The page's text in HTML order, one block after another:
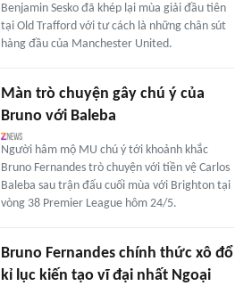
Benjamin Sesko đã khép lại mùa giải đầu tiên
tại Old Trafford với tư cách là những chân sút
hàng đầu của Manchester United.
Màn trò chuyện gây chú ý của
Bruno với Baleba
Người hâm mộ MU chú ý tới khoảnh khắc
Bruno Fernandes trò chuyện với tiền vệ Carlos
Baleba sau trận đấu cuối mùa với Brighton tại
vòng 38 Premier League hôm 24/5.
Bruno Fernandes chính thức xô đổ
kỉ lục kiến tạo vĩ đại nhất Ngoại